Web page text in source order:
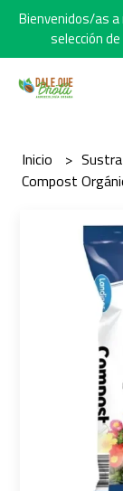
Bienvenidos/as a
selección
Inicio
Compost